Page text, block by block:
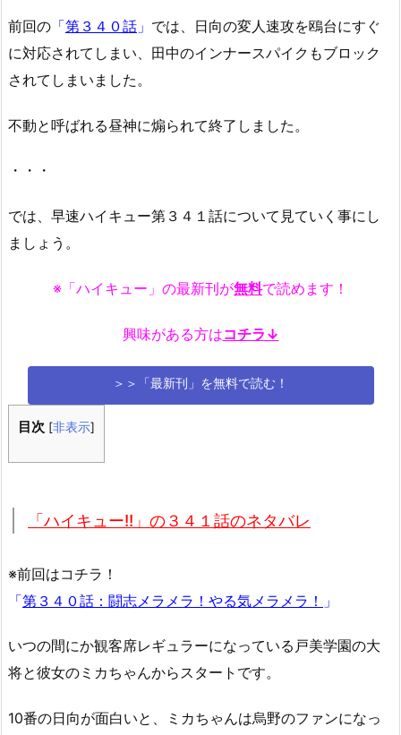
前回の 「第３４０話 」 では、日向の変人速攻を鴎台にすぐ
に対応されてしまい、田中のインナースパイクもブロック
されてしまいました。
不動と呼ばれる昼神に煽られて終了しました。
・・・
では、早速ハイキュー第３４１話について見ていく事にし
ましょう。
※「ハイキュー」の最新刊が無料で読めます！
興味がある方はコチラ↓
＞＞「最新刊」を無料で読む！
目次 [非表示]
「ハイキュー!!」の３４１話のネタバレ
※前回はコチラ！
「第３４０話：闘志メラメラ！やる気メラメラ！ 」
いつの間にか観客席レギュラーになっている戸美学園の大
将と彼女のミカちゃんからスタートです。
10番の日向が面白いと、ミカちゃんは烏野のファンになっ